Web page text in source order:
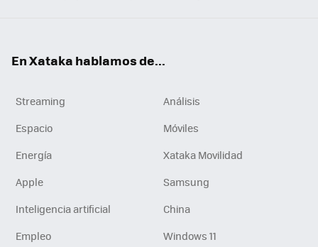
En Xataka hablamos de...
Streaming
Análisis
Espacio
Móviles
Energía
Xataka Movilidad
Apple
Samsung
Inteligencia artificial
China
Empleo
Windows 11